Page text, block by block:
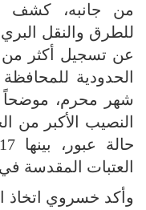
من جانبه، كشف
للطرق والنقل
الحدودية
شهر محرم،
العتبات المقدسة
وأكد خسروي اتخاذ